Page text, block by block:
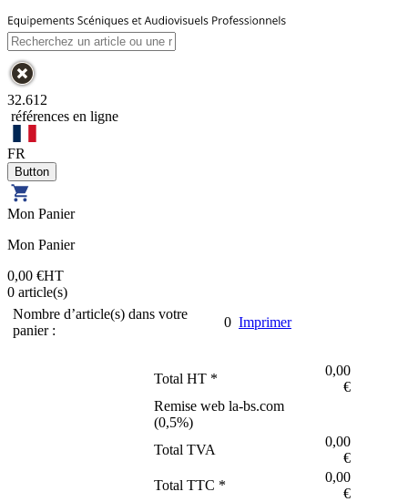
32.612
références en ligne
FR
Mon Panier
Mon Panier
0,00 €HT
0 article(s)
Nombre d’article(s) dans votre
panier :
0 Imprimer
Total HT *
0,00
€
Remise web la-bs.com
(0,5%)
Total TVA
0,00
€
Total TTC *
0,00
€